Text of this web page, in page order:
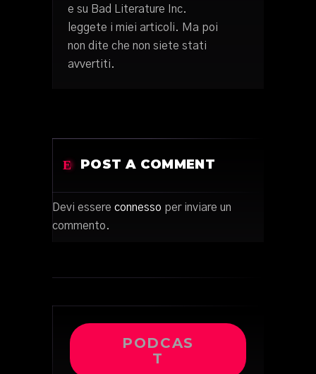
e su Bad Literature Inc.
leggete i miei articoli. Ma poi
non dite che non siete stati
avvertiti.
POST A COMMENT
Devi essere connesso per inviare un
commento.
PODCAS
T